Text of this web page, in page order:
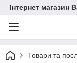
Інтернет магазин
Товари та